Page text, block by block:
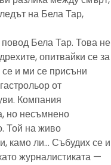
на Бела Тар,
Бела Тар. Това не
опитвайки се за
и ми се присъни
от
Компания
но несъмнено
Той на живо
камо ли… Събудих се и
журналистиката —